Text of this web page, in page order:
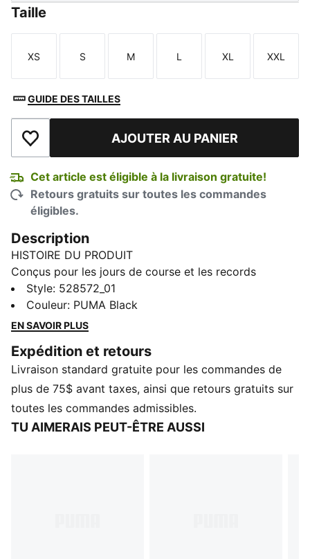
Taille
Taille
XS
Taille
S
Taille
M
Taille
L
Taille
XL
Taille
XXL
GUIDE DES TAILLES
Ajouter à la liste de souhaits
AJOUTER AU PANIER
Cet article est éligible à la livraison gratuite!
Retours gratuits sur toutes les commandes
éligibles.
Description
HISTOIRE DU PRODUIT
Conçus pour les jours de course et les records
personnels, les shorts de course Lightspeed 3 po
offrent un confort exceptionnel. Une ceinture en filet
aéré et des poches pratiques vous permettent de vous
équipement. Vous vous sentirez libre, rapide et prêt à
profiter de chaque seconde.
CARACTÉRISTIQUES ET AVANTAGES
GESTION DE L'HUMIDITÉ : Les étoffes techniques
dryCELL évacuent l'humidité de la peau pour vous
Style: 528572_01
Couleur: PUMA Black
EN SAVOIR PLUS
Expédition et retours
Livraison standard gratuite pour les commandes de
plus de 75$ avant taxes, ainsi que retours gratuits sur
toutes les commandes admissibles.
TU AIMERAIS PEUT-ÊTRE AUSSI